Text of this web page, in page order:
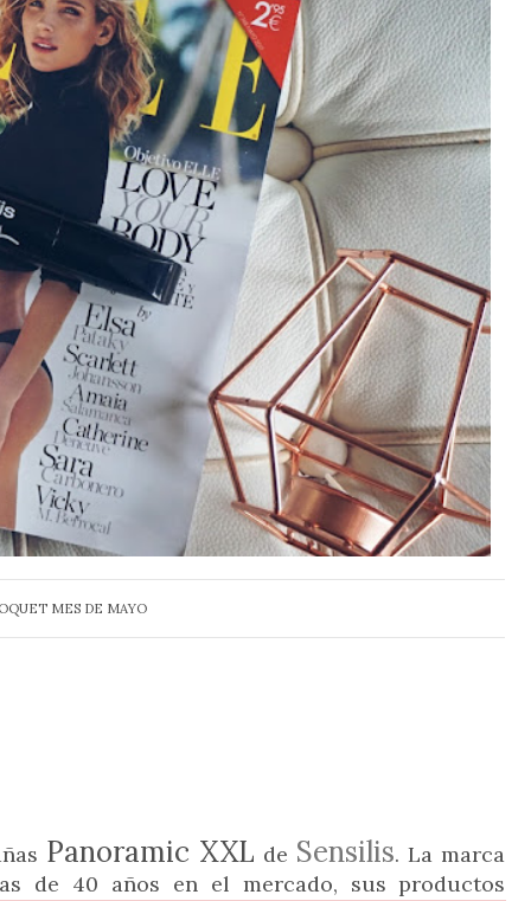
MES DE MAYO
Panoramic XXL de Sensilis. La marca
de 40 años en el mercado, sus productos